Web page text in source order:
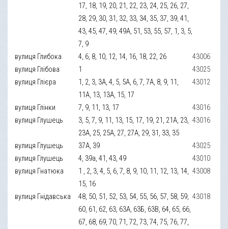
17, 18, 19, 20, 21, 22, 23, 24, 25, 26, 27,
28, 29, 30, 31, 32, 33, 34, 35, 37, 39, 41,
43, 45, 47, 49, 49А, 51, 53, 55, 57, 1, 3, 5,
7, 9
вулиця Глибока 4, 6, 8, 10, 12, 14, 16, 18, 22, 26
43006
вулиця Глібова
1
43025
вулиця Глієра
1, 2, 3, 3А, 4, 5, 5А, 6, 7, 7А, 8, 9, 11,
11А, 13, 13А, 15, 17
43012
вулиця Глінки 7, 9, 11, 13, 17
43016
вулиця Глушець
3, 5, 7, 9, 11, 13, 15, 17, 19, 21, 21А, 23,
23А, 25, 25А, 27, 27А, 29, 31, 33, 35
43016
вулиця Глушець 37А, 39
43025
вулиця Глушець
4, 39а, 41, 43, 49
43010
вулиця Гнатюка
1 , 2, 3, 4, 5, 6, 7, 8, 9, 10, 11, 12, 13, 14,
15, 16
43008
вулиця Гнідавська
48, 50, 51, 52, 53, 54, 55, 56, 57, 58, 59,
60, 61, 62, 63, 63А, 63Б, 63В, 64, 65, 66,
67, 68, 69, 70, 71, 72, 73, 74, 75, 76, 77,
43018